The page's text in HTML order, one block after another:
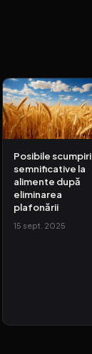
Posibile scumpiri
semnificative la
alimente după
eliminarea
plafonării
15 sept. 2025